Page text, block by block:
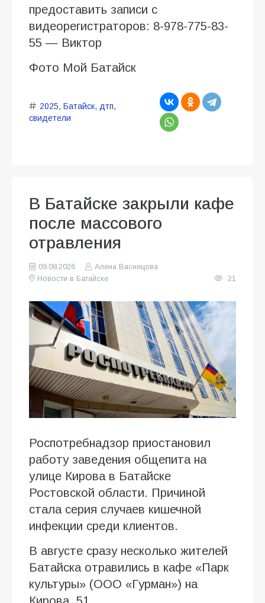
предоставить записи с
видеорегистраторов: 8-978-775-83-
55 — Виктор
Фото Мой Батайск
2025, Батайск, дтп,
свидетели
В Батайске закрыли кафе
после массового
отравления
09.08.2026
Алена Васнецова
Новости в Батайске
21
Роспотребнадзор приостановил
работу заведения общепита на
улице Кирова в Батайске
Ростовской области. Причиной
стала серия случаев кишечной
инфекции среди клиентов.
В августе сразу несколько жителей
Батайска отравились в кафе «Парк
культуры» (ООО «Гурман») на